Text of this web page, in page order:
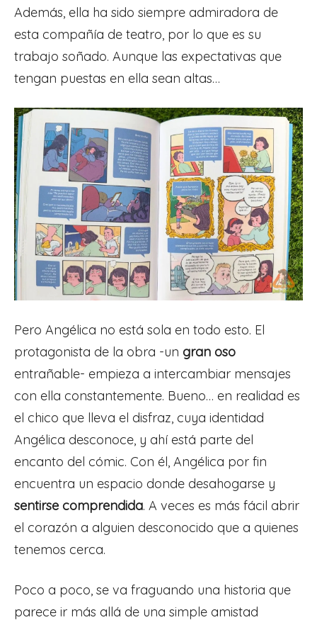
Además, ella ha sido siempre admiradora de
esta compañía de teatro, por lo que es su
trabajo soñado. Aunque las expectativas que
tengan puestas en ella sean altas…
Pero Angélica no está sola en todo esto. El
protagonista de la obra -un gran oso
entrañable- empieza a intercambiar mensajes
con ella constantemente. Bueno… en realidad es
el chico que lleva el disfraz, cuya identidad
Angélica desconoce, y ahí está parte del
encanto del cómic. Con él, Angélica por fin
encuentra un espacio donde desahogarse y
sentirse comprendida. A veces es más fácil abrir
el corazón a alguien desconocido que a quienes
tenemos cerca.
Poco a poco, se va fraguando una historia que
parece ir más allá de una simple amistad